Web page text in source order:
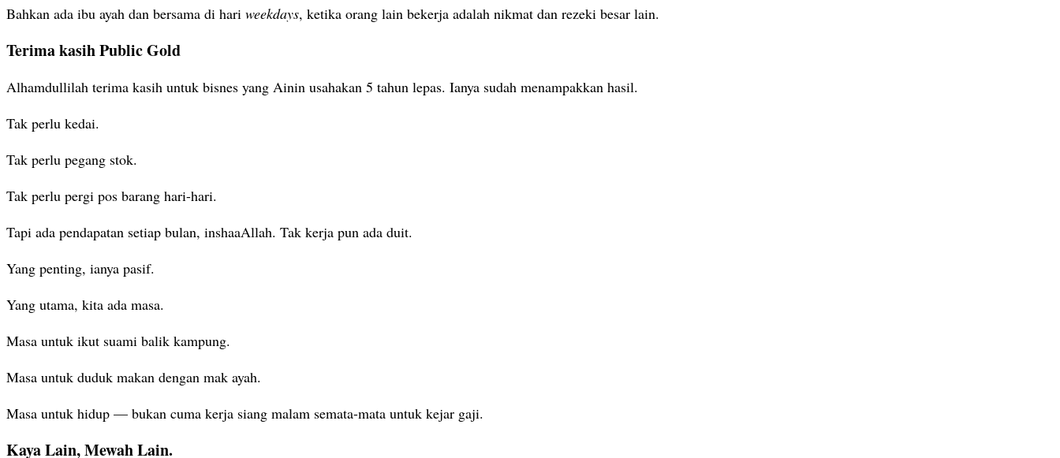
Bahkan ada ibu ayah dan bersama di hari weekdays, ketika orang lain bekerja adalah nikmat dan rezeki besar lain.
Terima kasih Public Gold
Alhamdullilah terima kasih untuk bisnes yang Ainin usahakan 5 tahun lepas. Ianya sudah menampakkan hasil.
Tak perlu kedai.
Tak perlu pegang stok.
Tak perlu pergi pos barang hari-hari.
Tapi ada pendapatan setiap bulan, inshaaAllah. Tak kerja pun ada duit.
Yang penting, ianya pasif.
Yang utama, kita ada masa.
Masa untuk ikut suami balik kampung.
Masa untuk duduk makan dengan mak ayah.
Masa untuk hidup — bukan cuma kerja siang malam semata-mata untuk kejar gaji.
Kaya Lain, Mewah Lain.